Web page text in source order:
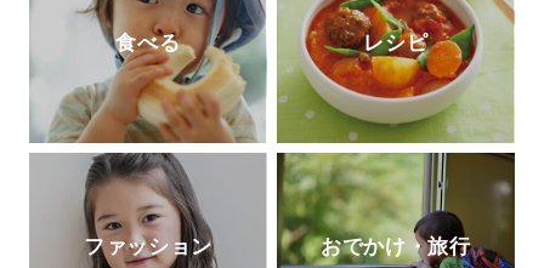
食べる レシピ
ファッション
おでかけ・旅行